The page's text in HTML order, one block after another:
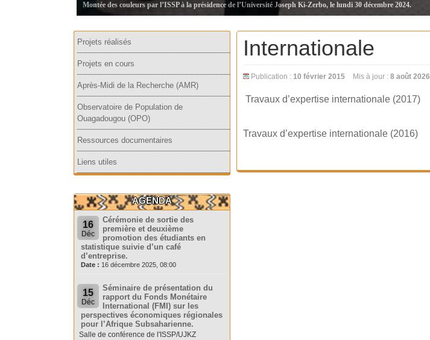
Montée des couleurs par l’ISSP à la présidence de l’Université Joseph Ki-Zerbo, le lundi 30 décembre 2024.
Internationale
Publication : 10 février 2015 Mis à jour : 8 août 2026
Travaux d’expertise internationale (2017)
Travaux d’expertise internationale (2016)
Projets réalisés
Projets en cours
Après-Midi de la Recherche (AMR)
Observatoire de Population de
Ouagadougou (OPO)
Ressources documentaires
Liens utiles
AGENDA
16
Déc
Cérémonie de sortie des
première et deuxième
promotion des étudiants en
statistique suivie d’un café
d’entreprise.
Date : 16 décembre 2025, 08:00
15
Déc
Séminaire de présentation du
rapport du Fonds Monétaire
International (FMI) sur les
perspectives économiques régionales
pour l’Afrique Subsaharienne.
Salle de conférence de l'ISSP/UJKZ